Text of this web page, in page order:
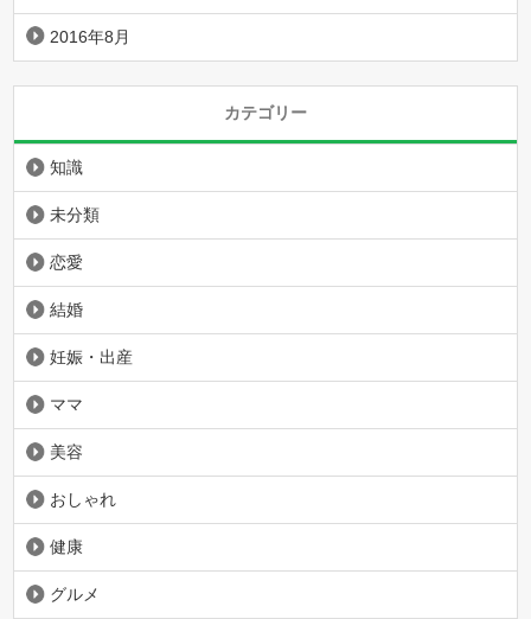
2016年8月
カテゴリー
知識
未分類
恋愛
結婚
妊娠・出産
ママ
美容
おしゃれ
健康
グルメ